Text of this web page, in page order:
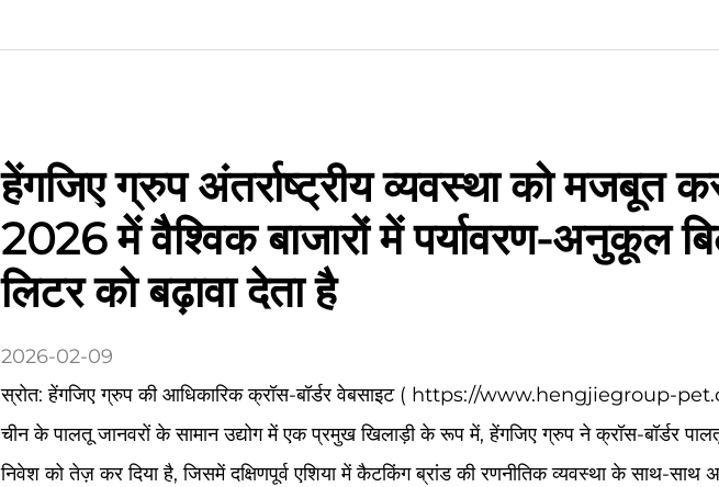
हेंगजिए ग्रुप अंतर्राष्ट्रीय व्यवस्था को मजबूत
2026 में वैश्विक बाजारों में पर्यावरण-अनुकूल
लिटर को बढ़ावा देता है
2026-02-09
स्रोत: हेंगजिए ग्रुप की आधिकारिक क्रॉस-बॉर्डर वेबसाइट ( https://www.hengjiegroup-
चीन के पालतू जानवरों के सामान उद्योग में एक प्रमुख खिलाड़ी के रूप में, हेंगजिए ग्रुप ने क्रॉस-बॉर्डर
निवेश को तेज़ कर दिया है, जिसमें दक्षिणपूर्व एशिया में कैटकिंग ब्रांड की रणनीतिक व्यवस्था के साथ-